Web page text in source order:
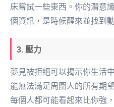
床嘗試一些東西。你的潛意
個資訊，是時候醒來並找到
3. 壓力
夢見被拒絕可以揭示你生活
能無法滿足周圍人的所有期
每個人都可能看起來比你強